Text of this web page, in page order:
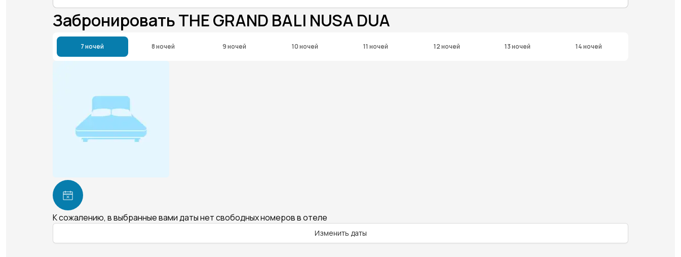
Забронировать THE GRAND BALI NUSA DUA
7 ночей 8 ночей 9 ночей 10 ночей 11 ночей 12 ночей 13 ночей 14 ночей
К сожалению, в выбранные вами даты нет свободных номеров в отеле
Изменить даты